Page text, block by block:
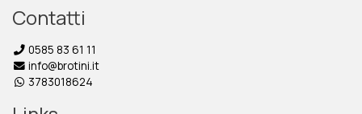
Contatti
0585 83 61 11
info@brotini.it
3783018624